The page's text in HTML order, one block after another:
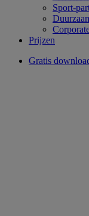
Sport-
Prijzen
Gratis